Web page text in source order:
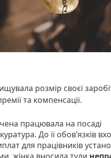
розмір своєї
та компенсації.
працювала на посаді
До її обов’язків
для працівників